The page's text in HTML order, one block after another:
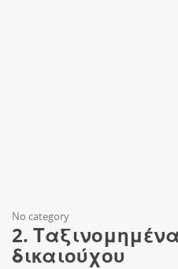
No category
2.
δικαιούχου